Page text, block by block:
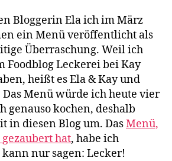
Bloggerin Ela ich im März
ein Menü veröffentlicht als
Überraschung. Weil ich
Foodblog Leckerei bei Kay
heißt es Ela & Kay und
Menü würde ich heute vier
genauso kochen, deshalb
in diesen Blog um. DasMenü,
hat, habe ich
nur sagen: Lecker!